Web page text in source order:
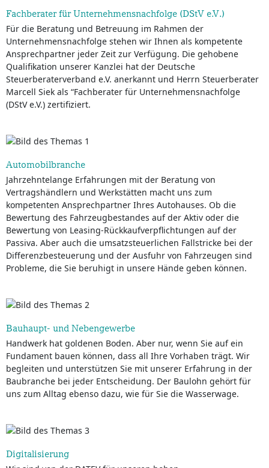
Fachberater für Unternehmensnachfolge (DStV e.V.)
Für die Beratung und Betreuung im Rahmen der
Unternehmensnachfolge stehen wir Ihnen als kompetente
Ansprechpartner jeder Zeit zur Verfügung. Die gehobene
Qualifikation unserer Kanzlei hat der Deutsche
Steuerberaterverband e.V. anerkannt und Herrn Steuerberater
Marcell Siek als “Fachberater für Unternehmensnachfolge
(DStV e.V.) zertifiziert.
Automobilbranche
Jahrzehntelange Erfahrungen mit der Beratung von
Vertragshändlern und Werkstätten macht uns zum
kompetenten Ansprechpartner Ihres Autohauses. Ob die
Bewertung des Fahrzeugbestandes auf der Aktiv oder die
Bewertung von Leasing-Rückkaufverpflichtungen auf der
Passiva. Aber auch die umsatzsteuerlichen Fallstricke bei der
Differenzbesteuerung und der Ausfuhr von Fahrzeugen sind
Probleme, die Sie beruhigt in unsere Hände geben können.
Bauhaupt- und Nebengewerbe
Handwerk hat goldenen Boden. Aber nur, wenn Sie auf ein
Fundament bauen können, dass all Ihre Vorhaben trägt. Wir
begleiten und unterstützen Sie mit unserer Erfahrung in der
Baubranche bei jeder Entscheidung. Der Baulohn gehört für
uns zum Alltag ebenso dazu, wie für Sie die Wasserwage.
Digitalisierung